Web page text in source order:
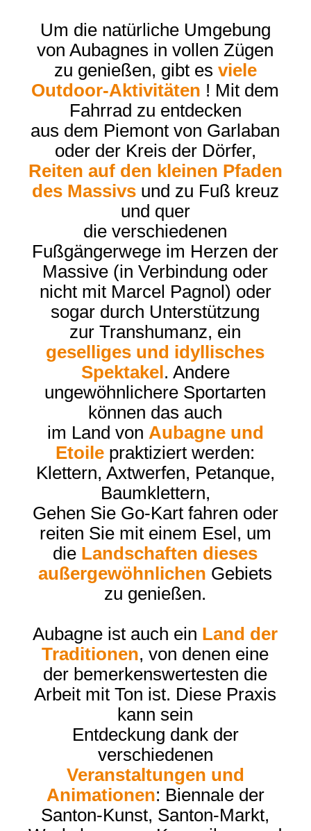
Um die natürliche Umgebung
von Aubagnes in vollen Zügen
zu genießen, gibt es viele
Outdoor-Aktivitäten ! Mit dem
Fahrrad zu entdecken
aus dem Piemont von Garlaban
oder der Kreis der Dörfer,
Reiten auf den kleinen Pfaden
des Massivsund zu Fuß kreuz
und quer
die verschiedenen
Fußgängerwege im Herzen der
Massive (in Verbindung oder
nicht mit Marcel Pagnol) oder
sogar durch Unterstützung
zur Transhumanz, ein
geselliges und idyllisches
Spektakel . Andere
ungewöhnlichere Sportarten
können das auch
im Land von Aubagne und
Etoile praktiziert werden:
Klettern, Axtwerfen, Petanque,
Baumklettern,
Gehen Sie Go-Kart fahren oder
reiten Sie mit einem Esel, um
die Landschaften dieses
außergewöhnlichen Gebiets
zu genießen.
Aubagne ist auch ein Land der
Traditionen, von denen eine
der bemerkenswertesten die
Arbeit mit Ton ist. Diese Praxis
kann sein
Entdeckung dank der
verschiedenen
Veranstaltungen und
Animationen: Biennale der
Santon-Kunst, Santon-Markt,